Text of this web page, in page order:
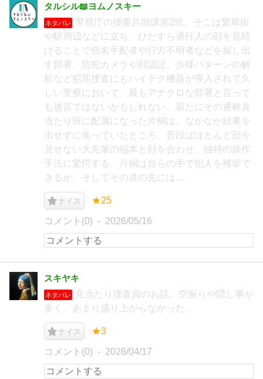
タルシル📖ヨムノスキー
ネタバレ
警視庁の捜査共助課第2班。そこは繁華街
や駅周辺などに立ち、ひたすら通行人の顔を見続
けることで指名手配者や行方不明者などを探し出
す部署。防犯カメラや顔認証、歩様パターンの解
析など犯罪捜査にもハイテク機器が導入されて久
しい警察において、最もアナクロな部署と言って
も過言ではないかもしれない。新たにその通称見
当たり班に配属になった片桐は、なかなか結果を
出せずに焦っていたところ、普段ばほとんど顔を
見せない大先輩の稲本と顔を合わせ、独特の操作
手法に驚愕する。片桐は自らの手で犯人を検挙で
きるか、そしてその道の先には…。
ナイス ★25
コメント(0) 2026/05/16
スキヤキ
ネタバレ
見当たり捜査員のお話。空振りや隠し事が
多く、あまり盛り上がらなかった。
ナイス ★3
コメント(0) 2026/04/17